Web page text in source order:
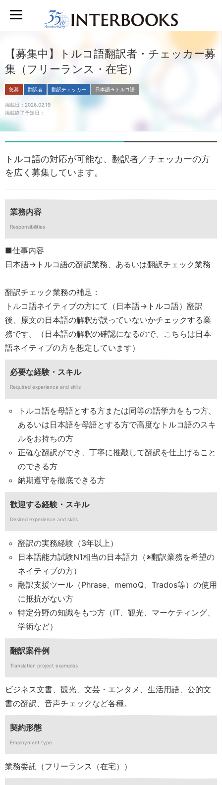
【募集中】トルコ語翻訳者・チェッカー募
集（フリーランス・在宅）
急募 翻訳者 翻訳チェッカー 日本語→トルコ語
掲載日：2026.02.19
掲載終了予定日：
トルコ語の対応が可能な、翻訳者／チェッカーの方
を広く募集しています。
業務内容
Responsibilities
■仕事内容
日本語→トルコ語の翻訳業務、あるいは翻訳チェック業務
翻訳チェック業務の補足：
トルコ語ネイティブの方にて（日本語→トルコ語）翻訳
後、原文の日本語の解釈が誤っていないかチェックする業
務です。（日本語の解釈の確認になるので、こちらは日本
語ネイティブの方を想定しています）
必要な経験・スキル
Required experience and skills
トルコ語を母語とする方または同等の語学力をもつ方、
あるいは日本語を母語とする方で高度なトルコ語のスキ
ルをお持ちの方
正確な翻訳ができ、丁寧に推敲して翻訳を仕上げること
のできる方
納期遵守を徹底できる方
歓迎する経験・スキル
Desired experience and skills
翻訳の実務経験（3年以上）
日本語能力試験N1相当の日本語力（※翻訳業務を希望の
ネイティブの方）
翻訳支援ツール（Phrase、memoQ、Trados等）の使用
に抵抗がない方
特定分野の知識をもつ方（IT、観光、マーケティング、
学術など）
翻訳案件例
Translation project examples
ビジネス文書、観光、文芸・エンタメ、生活用語、公的文
書の翻訳、音声チェックなど各種。
契約形態
Employment type
業務委託（フリーランス（在宅））